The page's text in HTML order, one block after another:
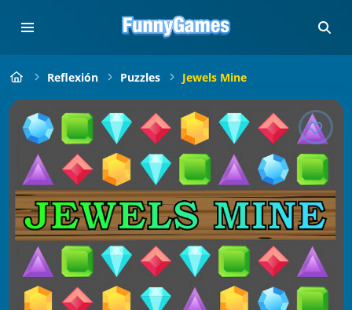
Reflexión Puzzles Jewels Mine